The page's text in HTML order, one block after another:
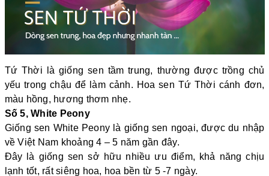
Tứ Thời là giống sen tầm trung, thường được trồng chủ
yếu trong chậu để làm cảnh. Hoa sen Tứ Thời cánh đơn,
màu hồng, hương thơm nhẹ.
Số 5, White Peony
Giống sen White Peony là giống sen ngoại, được du nhập
về Việt Nam khoảng 4 – 5 năm gần đây.
Đây là giống sen sở hữu nhiều ưu điểm, khả năng chịu
lạnh tốt, rất siêng hoa, hoa bền từ 5 -7 ngày.